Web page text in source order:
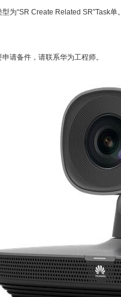
为“SR Create Related SR”Task单。
请备件，请联系华为工程师。